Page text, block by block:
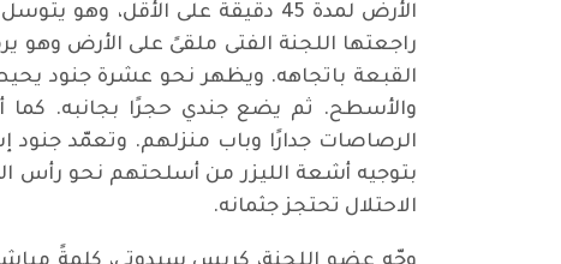
الأرض لمدة 45 دقيقة على
راجعتها اللجنة الفتى ملقىً على الأرض وهو
القبعة باتجاهه. ويظهر نحو عشرة جنود
والأسطح. ثم يضع جندي حجرًا بجانبه. كما
الرصاصات جدارًا وباب منزلهم. وتعمّد جنود
بتوجيه أشعة الليزر من أسلحتهم نحو رأس
الاحتلال تحتجز جثمانه.